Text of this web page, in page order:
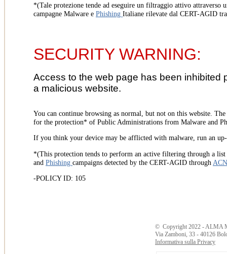
*(Tale protezione tende ad eseguire un filtraggio attivo
campagne Malware e Phishing Italiane rilevate dal CERT-AGID
SECURITY WARNING:
Access to the web page has been
a malicious website.
You can continue browsing as normal, but not on this website.
for the protection* of Public Administrations from Malware and
If you think your device may be afflicted with malware, run an
*(This protection tends to perform an active filtering through a
and Phishing campaigns detected by the CERT-AGID through
-POLICY ID: 105
© Copyright 2022 - ALMA
Via Zamboni, 33 - 40126
Informativa sulla Privacy